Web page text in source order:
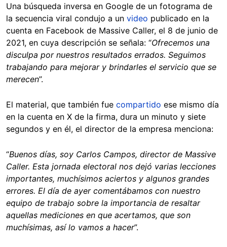
Una búsqueda inversa en Google de un fotograma de
la secuencia viral condujo a un video publicado en la
cuenta en Facebook de Massive Caller, el 8 de junio de
2021, en cuya descripción se señala: “Ofrecemos una
disculpa por nuestros resultados errados. Seguimos
trabajando para mejorar y brindarles el servicio que se
merecen”.
El material, que también fue compartido ese mismo día
en la cuenta en X de la firma, dura un minuto y siete
segundos y en él, el director de la empresa menciona:
“Buenos días, soy Carlos Campos, director de Massive
Caller. Esta jornada electoral nos dejó varias lecciones
importantes, muchísimos aciertos y algunos grandes
errores. El día de ayer comentábamos con nuestro
equipo de trabajo sobre la importancia de resaltar
aquellas mediciones en que acertamos, que son
muchísimas, así lo vamos a hacer”.